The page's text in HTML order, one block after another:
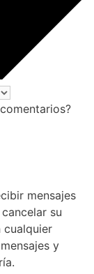
mensajes
su
cualquier
y